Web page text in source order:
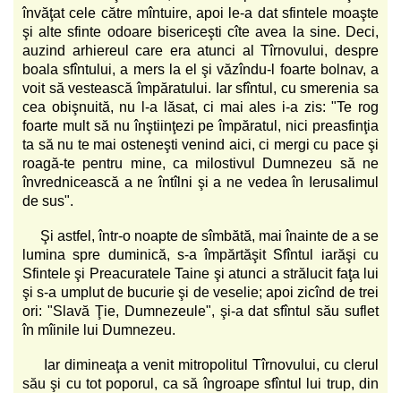
învăţat cele către mîntuire, apoi le-a dat sfintele moaşte
şi alte sfinte odoare bisericeşti cîte avea la sine. Deci,
auzind arhiereul care era atunci al Tîrnovului, despre
boala sfîntului, a mers la el şi văzîndu-l foarte bolnav, a
voit să vestească împăratului. Iar sfîntul, cu smerenia sa
cea obişnuită, nu l-a lăsat, ci mai ales i-a zis: "Te rog
foarte mult să nu înştiinţezi pe împăratul, nici preasfinţia
ta să nu te mai osteneşti venind aici, ci mergi cu pace şi
roagă-te pentru mine, ca milostivul Dumnezeu să ne
învrednicească a ne întîlni şi a ne vedea în Ierusalimul
de sus".
Şi astfel, într-o noapte de sîmbătă, mai înainte de a se
lumina spre duminică, s-a împărtăşit Sfîntul iarăşi cu
Sfintele şi Preacuratele Taine şi atunci a strălucit faţa lui
şi s-a umplut de bucurie şi de veselie; apoi zicînd de trei
ori: "Slavă Ţie, Dumnezeule", şi-a dat sfîntul său suflet
în mîinile lui Dumnezeu.
Iar dimineaţa a venit mitropolitul Tîrnovului, cu clerul
său şi cu tot poporul, ca să îngroape sfîntul lui trup, din